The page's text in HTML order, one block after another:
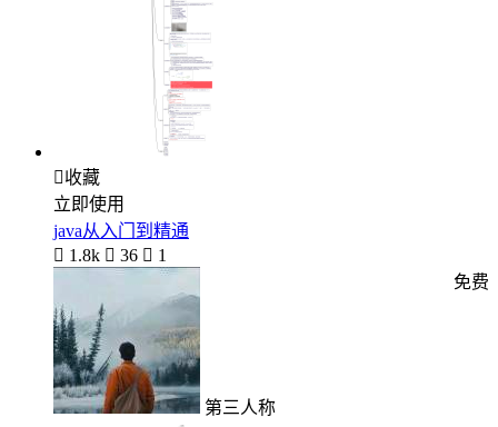
收藏
立即使用
java从入门到精通
 1.8k  36  1
第三人称
免费